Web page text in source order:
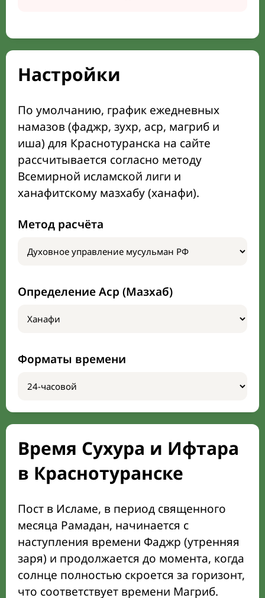
Настройки
По умолчанию, график ежедневных
намазов (фаджр, зухр, аср, магриб и
иша) для Краснотуранска на сайте
рассчитывается согласно методу
Всемирной исламской лиги и
ханафитскому мазхабу (ханафи).
Метод расчёта
Определение Аср (Мазхаб)
Форматы времени
Время Сухура и Ифтара
в Краснотуранске
Пост в Исламе, в период священного
месяца Рамадан, начинается с
наступления времени Фаджр (утренняя
заря) и продолжается до момента, когда
солнце полностью скроется за горизонт,
что соответствует времени Магриб.